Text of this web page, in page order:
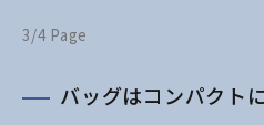
3/4 Page
バッグはコンパクト